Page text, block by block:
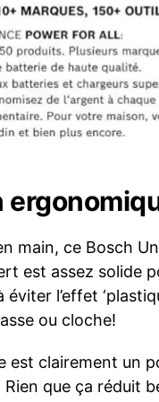
main, ce Bosch
est assez solide
éviter l’effet
ou cloche!
est clairement un
que ça réduit